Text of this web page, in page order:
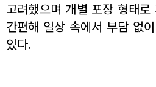
고려했으며 개별 포장 형태로
간편해 일상 속에서 부담 없
있다.